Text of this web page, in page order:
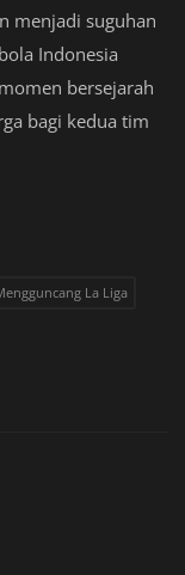
menjadi suguhan
Indonesia
bersejarah
bagi kedua tim
La Liga